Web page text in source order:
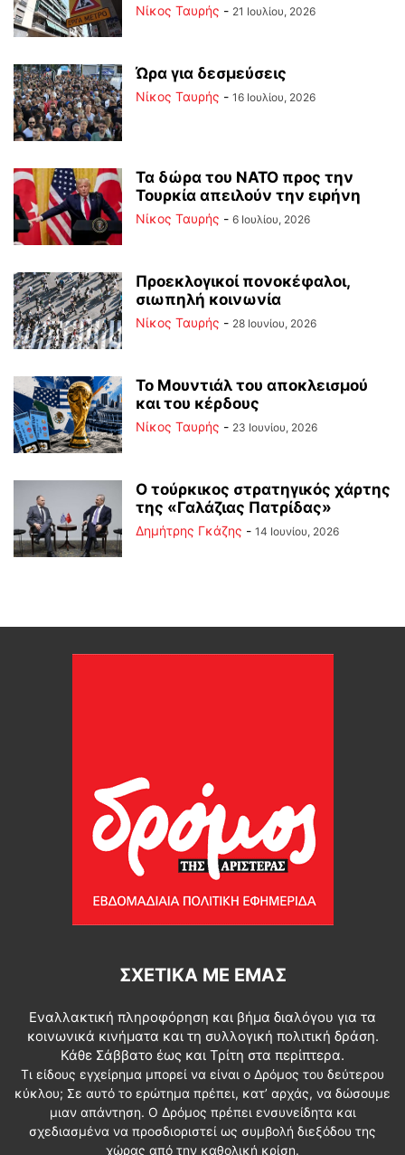
Νίκος Ταυρής - 21 Ιουλίου, 2026
Ώρα για δεσμεύσεις
Νίκος Ταυρής - 16 Ιουλίου, 2026
Τα δώρα του ΝΑΤΟ προς την
Τουρκία απειλούν την ειρήνη
Νίκος Ταυρής - 6 Ιουλίου, 2026
Προεκλογικοί πονοκέφαλοι,
σιωπηλή κοινωνία
Νίκος Ταυρής - 28 Ιουνίου, 2026
Το Μουντιάλ του αποκλεισμού
και του κέρδους
Νίκος Ταυρής - 23 Ιουνίου, 2026
Ο τούρκικος στρατηγικός χάρτης
της «Γαλάζιας Πατρίδας»
Δημήτρης Γκάζης - 14 Ιουνίου, 2026
ΣΧΕΤΙΚΆ ΜΕ ΕΜΆΣ
Εναλλακτική πληροφόρηση και βήμα διαλόγου για τα
κοινωνικά κινήματα και τη συλλογική πολιτική δράση.
Κάθε Σάββατο έως και Τρίτη στα περίπτερα.
Τι είδους εγχείρημα μπορεί να είναι ο Δρόμος του δεύτερου
κύκλου; Σε αυτό το ερώτημα πρέπει, κατ’ αρχάς, να δώσουμε
μιαν απάντηση. Ο Δρόμος πρέπει ενσυνείδητα και
σχεδιασμένα να προσδιοριστεί ως συμβολή διεξόδου της
χώρας από την καθολική κρίση.